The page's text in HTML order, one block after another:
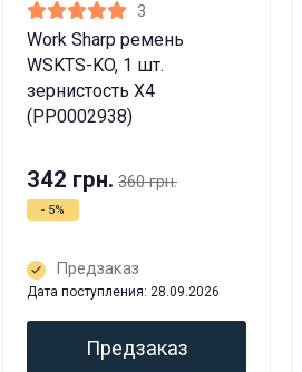
3
Work Sharp ремень
WSKTS-KO, 1 шт.
зернистость X4
(PP0002938)
342 грн. 360 грн.
- 5%
Предзаказ
Дата поступления: 28.09.2026
Предзаказ